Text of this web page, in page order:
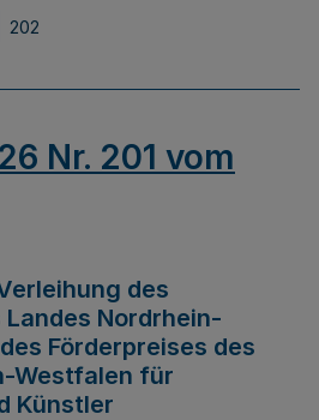
202
Nr. 201 vom
des
Nordrhein-
Förderpreises des
Westfalen für
Künstler